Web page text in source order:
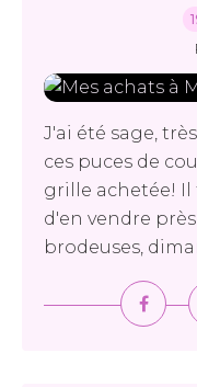
J'ai été sage,
ces puces de
grille achetée! Il
d'en vendre
brodeuses,